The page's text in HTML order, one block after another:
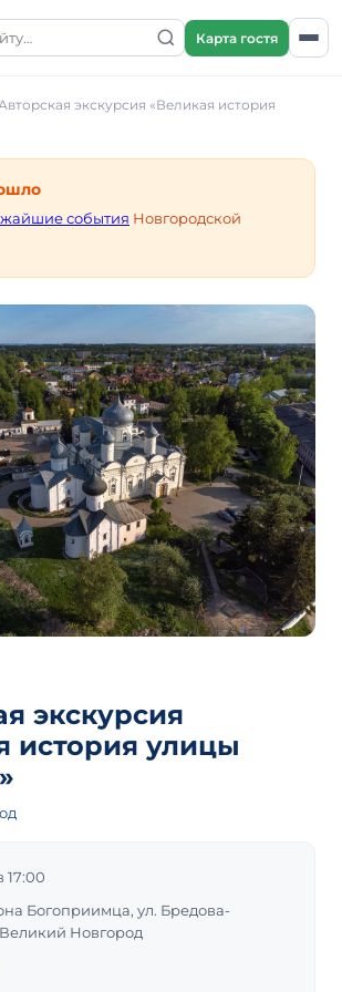
Карта гостя
экскурсия «Великая история
события Новгородской
экскурсия
история улицы
17:00
Богоприимца, ул. Бредова-
Новгород